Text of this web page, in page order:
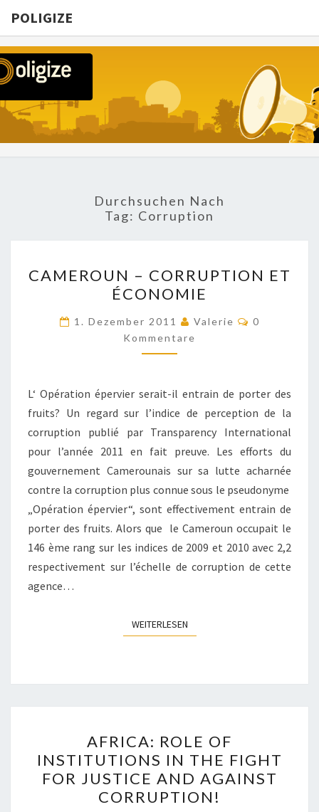
POLIGIZE
POLIGIZE
About
Economy,
Politics,
Durchsuchen Nach
Tag: Corruption
–
CORRUPTION
ET
ÉCONOMIE
CAMEROUN – CORRUPTION ET
ÉCONOMIE
1. Dezember 2011 Valerie
0
Kommentare
L‘ Opération épervier serait-il entrain de porter des
fruits? Un regard sur l’indice de perception de la
corruption publié par Transparency International
pour l’année 2011 en fait preuve. Les efforts du
gouvernement Camerounais sur sa lutte acharnée
contre la corruption plus connue sous le pseudonyme
„Opération épervier“, sont effectivement entrain de
porter des fruits. Alors que le Cameroun occupait le
146 ème rang sur les indices de 2009 et 2010 avec 2,2
respectivement sur l’échelle de corruption de cette
agence…
WEITERLESENWEITERLESEN
ROLE
OF
INSTITUTIONS
IN
AFRICA: ROLE OF
INSTITUTIONS IN THE FIGHT
FOR JUSTICE AND AGAINST
CORRUPTION!